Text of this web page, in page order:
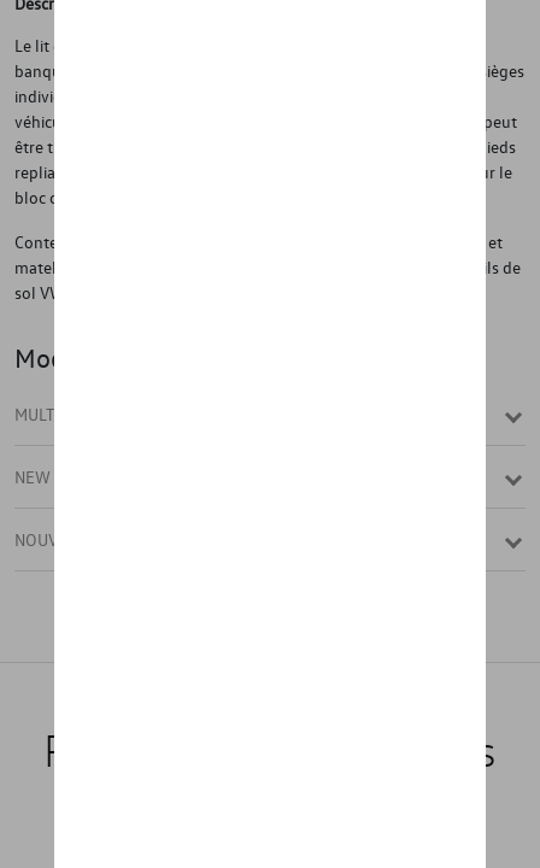
Le lit confort est monté dans le rail de sol original du VW T7. La
banquette arrière doit être retirée lors de l'installation du lit. Les sièges
individuels dans la partie de la porte coulissante restent dans le
véhicule et sont abaissés pour monter le lit. La partie avant du lit peut
être tirée au-dessus des sièges individuels et est soutenue par 2 pieds
repliables. Le matelas repose à la fois sur la partie extensible et sur le
bloc cuisine à côté. Surface de couchage : 210x137 cm.
Contenu de la livraison : construction de lit avec sommier à lattes et
matelas confort, ainsi que des adaptateurs de fixation pour les rails de
sol VW T7 originaux.
Modèle(s)
MULTIVAN
NEW MULTIVAN
NOUVEAU CALIFORNIA
Produits recommandés